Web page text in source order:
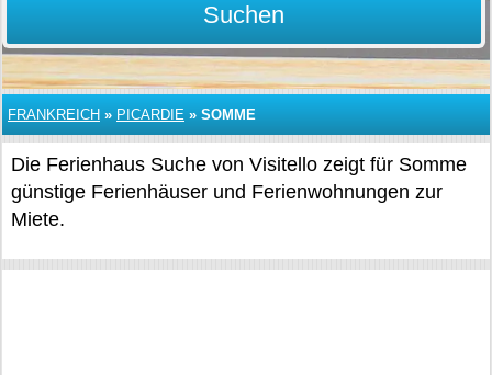
Suchen
FRANKREICH » PICARDIE » SOMME
Die Ferienhaus Suche von Visitello zeigt für Somme
günstige Ferienhäuser und Ferienwohnungen zur
Miete.